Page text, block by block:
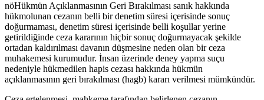
nöHükmün Açıklanmasının Geri Bırakılması sanık hakkında
hükmolunan cezanın belli bir denetim süresi içerisinde sonuç
doğurmaması, denetim süresi içerisinde belli koşullar yerine
getirildiğinde ceza kararının hiçbir sonuç doğurmayacak şekilde
ortadan kaldırılması davanın düşmesine neden olan bir ceza
muhakemesi kurumudur. İnsan üzerinde deney yapma suçu
nedeniyle hükmedilen hapis cezası hakkında hükmün
açıklanmasının geri bırakılması (hagb) kararı verilmesi mümkündür.